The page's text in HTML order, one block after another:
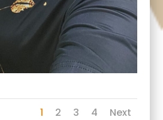
1 2 3 4 Next